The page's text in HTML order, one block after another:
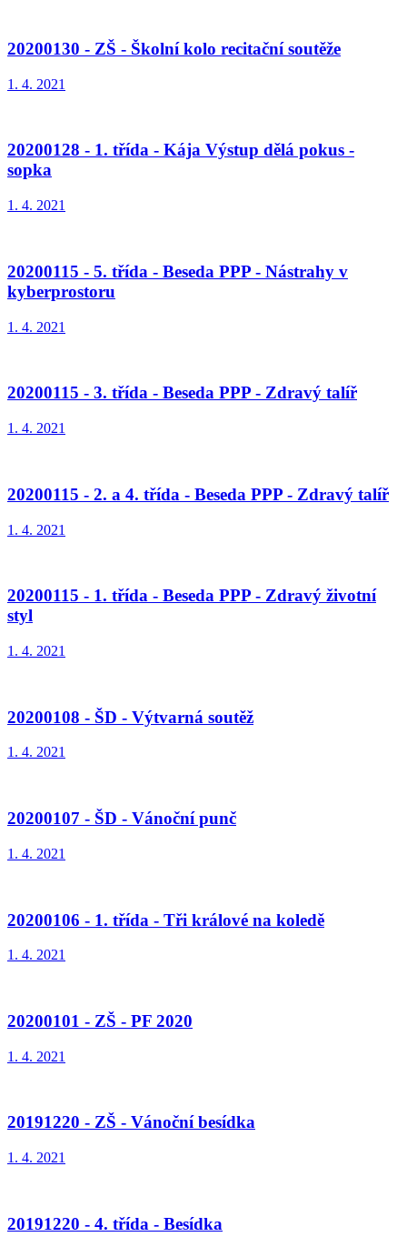
20200130 - ZŠ - Školní kolo recitační soutěže
1. 4. 2021
20200128 - 1. třída - Kája Výstup dělá pokus -
sopka
1. 4. 2021
20200115 - 5. třída - Beseda PPP - Nástrahy v
kyberprostoru
1. 4. 2021
20200115 - 3. třída - Beseda PPP - Zdravý talíř
1. 4. 2021
20200115 - 2. a 4. třída - Beseda PPP - Zdravý talíř
1. 4. 2021
20200115 - 1. třída - Beseda PPP - Zdravý životní
styl
1. 4. 2021
20200108 - ŠD - Výtvarná soutěž
1. 4. 2021
20200107 - ŠD - Vánoční punč
1. 4. 2021
20200106 - 1. třída - Tři králové na koledě
1. 4. 2021
20200101 - ZŠ - PF 2020
1. 4. 2021
20191220 - ZŠ - Vánoční besídka
1. 4. 2021
20191220 - 4. třída - Besídka